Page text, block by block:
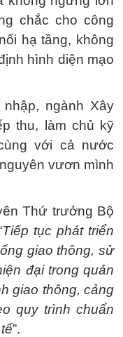
chắc cho công
hạ tầng, không
hình diện mạo
ngành Xây
thu, làm chủ kỹ
với cả nước
vươn mình
Thứ trưởng Bộ
Tiếp tục phát triển
giao thông, sử
đại trong quản
giao thông, cảng
quy trình chuẩn
”.